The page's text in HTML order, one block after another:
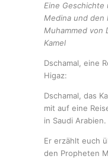
Eine Geschichte
Medina und den
Muhammed von
Kamel
Dschamal, eine
Higaz:
Dschamal, das
mit auf eine
in Saudi Arabien.
Er erzählt euch
den Propheten